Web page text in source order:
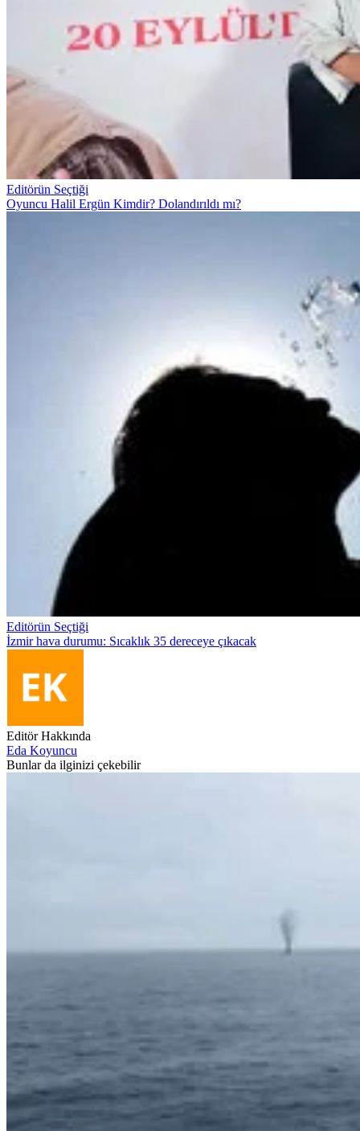
Editörün Seçtiği
Oyuncu Halil Ergün Kimdir? Dolandırıldı mı?
Editörün Seçtiği
İzmir hava durumu: Sıcaklık 35 dereceye çıkacak
Editör Hakkında
Eda Koyuncu
Bunlar da ilginizi çekebilir